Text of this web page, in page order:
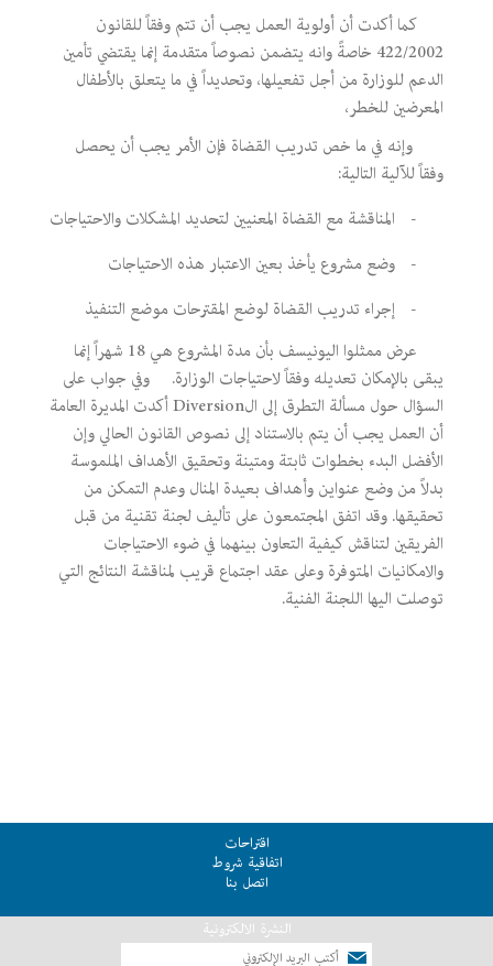
كما أكدت أن أولوية العمل يجب أن تتم وفقاً للقانون
422/2002 خاصةً وانه يتضمن نصوصاً متقدمة إنما يقتضي تأمين
الدعم للوزارة من أجل تفعيلها، وتحديداً في ما يتعلق بالأطفال
المعرضين للخطر،
وإنه في ما خص تدريب القضاة فإن الأمر يجب أن يحصل
وفقاً للآلية التالية:
-
المناقشة مع القضاة المعنيين لتحديد المشكلات والاحتياجات
-
وضع مشروع يأخذ بعين الاعتبار هذه الاحتياجات
-
إجراء تدريب القضاة لوضع المقترحات موضع التنفيذ
عرض ممثلوا اليونيسف بأن مدة المشروع هي 18 شهراً إنما
يبقى بالإمكان تعديله وفقاً لاحتياجات الوزارة. وفي جواب على
السؤال حول مسألة التطرق إلى الDiversionأكدت المديرة العامة
أن العمل يجب أن يتم بالاستناد إلى نصوص القانون الحالي وإن
الأفضل البدء بخطوات ثابتة ومتينة وتحقيق الأهداف الملموسة
بدلاً من وضع عنواين وأهداف بعيدة المنال وعدم التمكن من
تحقيقها. وقد اتفق المجتمعون على تأليف لجنة تقنية من قبل
الفريقين لتناقش كيفية التعاون بينهما في ضوء الاحتياجات
والامكانيات المتوفرة وعلى عقد اجتماع قريب لمناقشة النتائج التي
توصلت اليها اللجنة الفنية.
اقتراحات
اتفاقية شروط
اتصل بنا
النشرة الالكترونية